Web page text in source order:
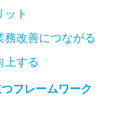
ット
務改善につながる
上する
フレームワーク